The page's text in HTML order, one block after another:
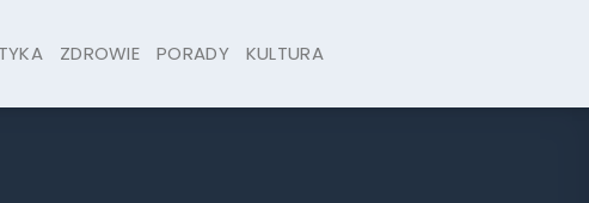
ZDROWIE PORADY KULTURA